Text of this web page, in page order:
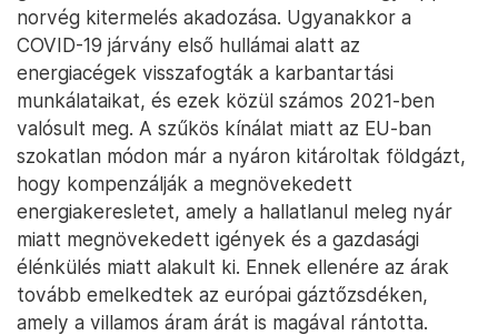
norvég kitermelés akadozása. Ugyanakkor a
COVID-19 járvány első hullámai alatt az
energiacégek visszafogták a karbantartási
munkálataikat, és ezek közül számos 2021-ben
valósult meg. A szűkös kínálat miatt az EU-ban
szokatlan módon már a nyáron kitároltak földgázt,
hogy kompenzálják a megnövekedett
energiakeresletet, amely a hallatlanul meleg nyár
miatt megnövekedett igények és a gazdasági
élénkülés miatt alakult ki. Ennek ellenére az árak
tovább emelkedtek az európai gáztőzsdéken,
amely a villamos áram árát is magával rántotta.